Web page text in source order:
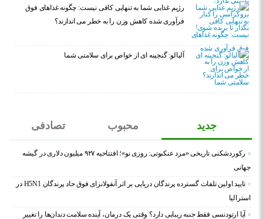
رژیم غذایی شما به تنهایی کافی نیست: چگونه غذاهای فوق
فرآوری شده کاهش وزن را به خطر می اندازند؟
آلبالو: گنجینه ای از خواص برای سلامتی شما
جدید محبوب تصادفی
رکوردشکنی تاریخی «مرد عنکبوتی: روزی نو»؛ افتتاحیه ۹۲۷ میلیون دلاری در گیشه
جهانی
تایید اولین تلفات گسترده پرندگان دریایی بر اثر آنفولانزای فوق حاد پرندگان H5N1 در
استرالیا
آیا ارتودنسی فقط جنبه زیبایی دارد؟ وقتی یک درمان، آینده سلامت دندان‌ها را تغییر